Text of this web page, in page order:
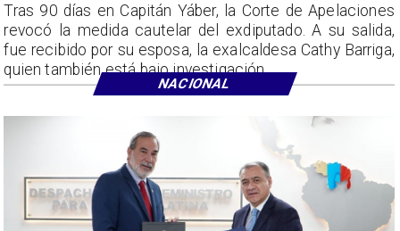
Tras 90 días en Capitán Yáber, la Corte de Apelaciones
revocó la medida cautelar del exdiputado. A su salida,
fue recibido por su esposa, la exalcaldesa Cathy Barriga,
quien también está bajo investigación.
NACIONAL